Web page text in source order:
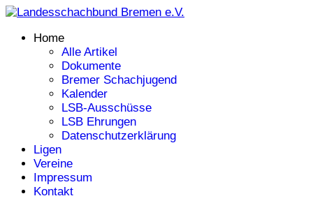
Home
Alle Artikel
Dokumente
Bremer Schachjugend
Kalender
LSB-Ausschüsse
LSB Ehrungen
Datenschutzerklärung
Ligen
Vereine
Impressum
Kontakt